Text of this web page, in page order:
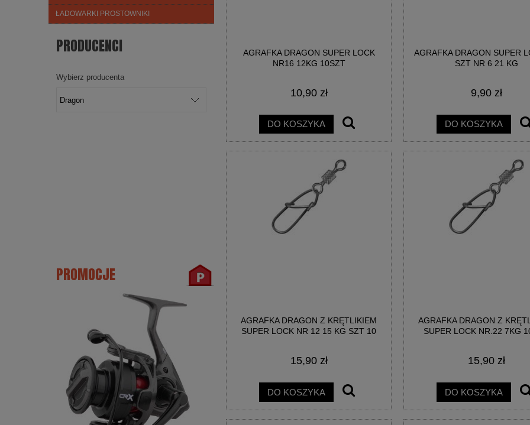
ŁADOWARKI PROSTOWNIKI
PRODUCENCI
Wybierz producenta
PROMOCJE
AGRAFKA DRAGON SUPER LOCK
NR16 12KG 10SZT
10,90 zł
DO KOSZYKA
AGRAFKA DRAGON SUPER
SZT NR 6 21 KG
9,90 zł
DO KOSZYKA
AGRAFKA DRAGON Z KRĘTLIKIEM
SUPER LOCK NR 12 15 KG SZT 10
15,90 zł
DO KOSZYKA
AGRAFKA DRAGON Z
SUPER LOCK NR.22 7KG
15,90 zł
DO KOSZYKA